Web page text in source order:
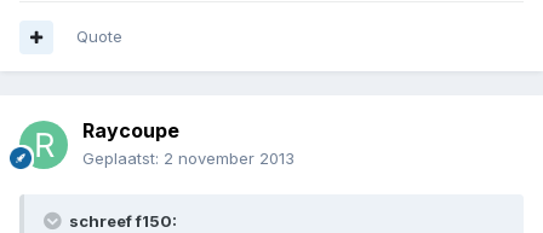
Quote
Raycoupe
Geplaatst: 2 november 2013
schreef f150: